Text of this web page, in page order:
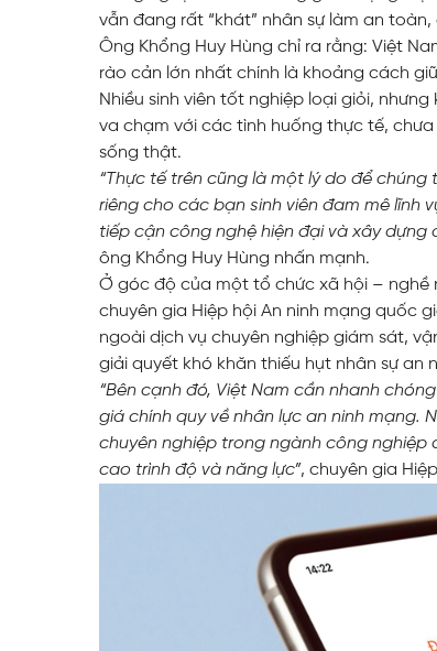
vẫn đang rất “khát” nhân sự làm an toàn,
Ông Khổng Huy Hùng chỉ ra rằng: Việt
rào cản lớn nhất chính là khoảng cách
Nhiều sinh viên tốt nghiệp loại giỏi,
va chạm với các tình huống thực tế,
sống thật.
“Thực tế trên cũng là một lý do để
riêng cho các bạn sinh viên đam mê lĩnh
tiếp cận công nghệ hiện đại và xây
ông Khổng Huy Hùng nhấn mạnh.
Ở góc độ của một tổ chức xã hội – nghề
chuyên gia Hiệp hội An ninh mạng quốc
ngoài dịch vụ chuyên nghiệp giám sát,
giải quyết khó khăn thiếu hụt nhân sự an
“Bên cạnh đó, Việt Nam cần nhanh
giá chính quy về nhân lực an ninh mạng.
chuyên nghiệp trong ngành công
cao trình độ và năng lực”, chuyên gia